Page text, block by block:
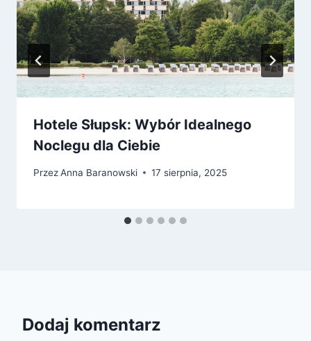
Hotele Słupsk: Wybór Idealnego
Noclegu dla Ciebie
PrzezAnna Baranowski 17 sierpnia, 2025
Dodaj komentarz